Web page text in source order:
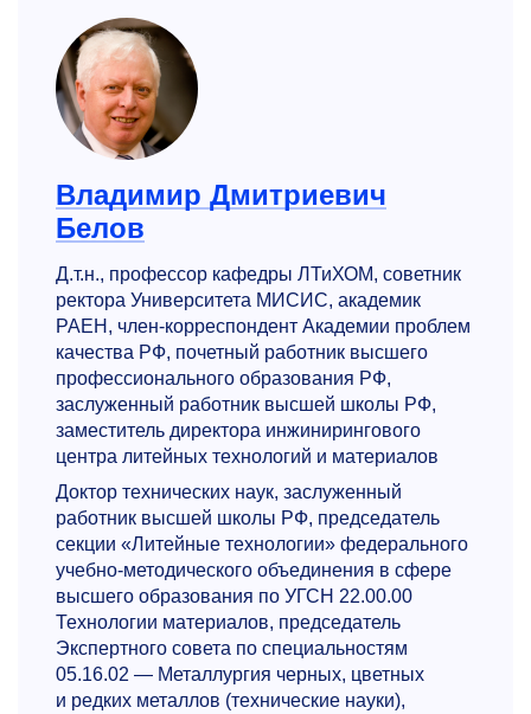
Владимир Дмитриевич
Белов
Д.т.н., профессор кафедры ЛТиХОМ, советник
ректора Университета МИСИС, академик
РАЕН, член-корреспондент Академии проблем
качества РФ, почетный работник высшего
профессионального образования РФ,
заслуженный работник высшей школы РФ,
заместитель директора инжинирингового
центра литейных технологий и материалов
Доктор технических наук, заслуженный
работник высшей школы РФ, председатель
секции «Литейные технологии» федерального
учебно-методического объединения в сфере
высшего образования по УГСН 22.00.00
Технологии материалов, председатель
Экспертного совета по специальностям
05.16.02 — Металлургия черных, цветных
и редких металлов (технические науки),